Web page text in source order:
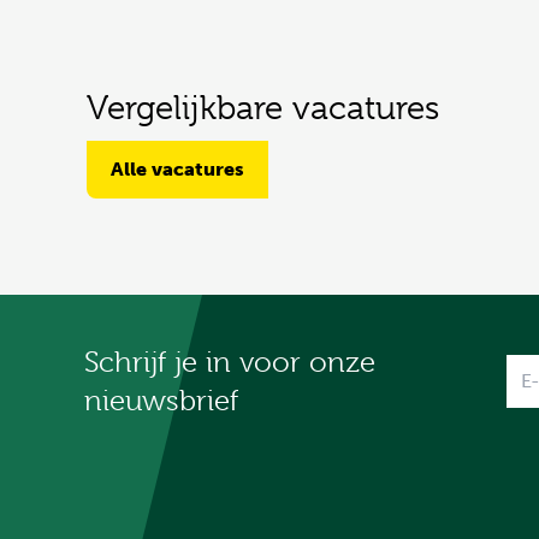
Vergelijkbare vacatures
Alle vacatures
Schrijf je in voor onze
nieuwsbrief